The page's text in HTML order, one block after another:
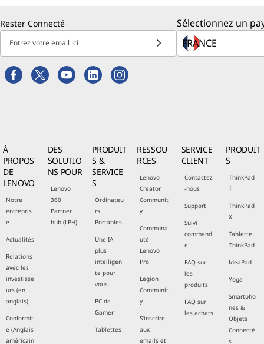
Rester Connecté
Entrez votre email ici
Sélectionnez un
À
PROPOS
DE
LENOVO
Notre
entrepris
e
Actualités
Relations
avec les
investisse
urs (en
anglais)
Conformit
é (Anglais
américain
DES
SOLUTIO
NS POUR
Lenovo
360
Partner
hub (LPH)
PRODUIT
S &
SERVICE
S
Ordinateu
rs
Portables
Une IA
plus
intelligen
te pour
vous
PC de
Gamer
Tablettes
RESSOU
RCES
Lenovo
Creator
Communit
y
Communa
uté
Lenovo
Pro
Legion
Communit
y
S'inscrire
aux
emails et
SERVICE
CLIENT
Contactez
-nous
Support
Suivi
command
e
FAQ sur
les
produits
FAQ sur
les achats
PRODUIT
S
ThinkPad
T
ThinkPad
X
Tablette
ThinkPad
IdeaPad
Yoga
Smartpho
nes &
Objets
Connecté
s